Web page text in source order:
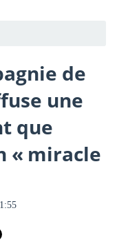
de
une
que
« miracle